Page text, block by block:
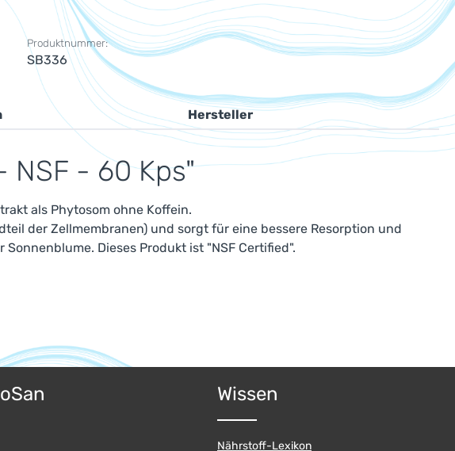
Produktnummer:
SB336
Hersteller
NSF - 60 Kps"
als Phytosom ohne Koffein.
der Zellmembranen) und sorgt für eine bessere Resorption und
Dieses Produkt ist "NSF Certified".
Wissen
Nährstoff-Lexikon